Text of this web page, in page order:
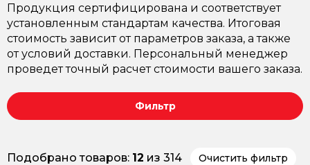
Продукция сертифицирована и соответствует
установленным стандартам качества. Итоговая
стоимость зависит от параметров заказа, а также
от условий доставки. Персональный менеджер
проведет точный расчет стоимости вашего заказа.
Фильтр
Подобрано товаров: 12 из 314 Очистить фильтр